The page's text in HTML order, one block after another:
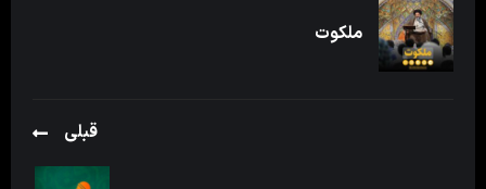
ملکوت
قبلی